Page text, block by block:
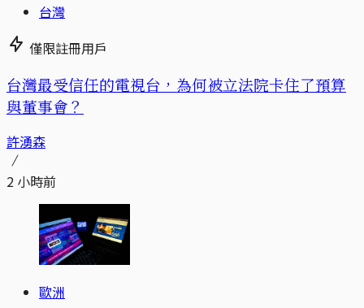
台灣
僅限註冊用戶
台灣最受信任的電視台，為何被立法院卡住了預算
與董事會？
許湧森
2 小時前
歐洲